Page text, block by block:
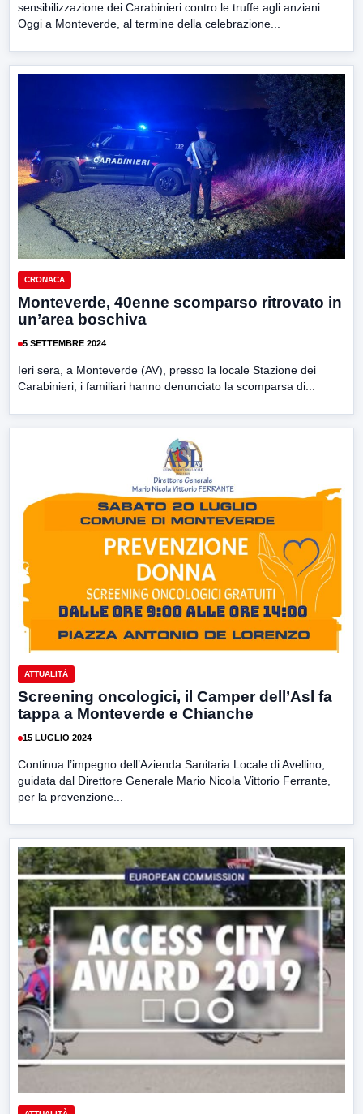
sensibilizzazione dei Carabinieri contro le truffe agli anziani.
Oggi a Monteverde, al termine della celebrazione...
CRONACA
Monteverde, 40enne scomparso ritrovato in
un’area boschiva
5 SETTEMBRE 2024
Ieri sera, a Monteverde (AV), presso la locale Stazione dei
Carabinieri, i familiari hanno denunciato la scomparsa di...
ATTUALITÀ
Screening oncologici, il Camper dell’Asl fa
tappa a Monteverde e Chianche
15 LUGLIO 2024
Continua l’impegno dell’Azienda Sanitaria Locale di Avellino,
guidata dal Direttore Generale Mario Nicola Vittorio Ferrante,
per la prevenzione...